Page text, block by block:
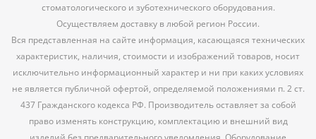
стоматологического и зуботехнического оборудования.
Осуществляем доставку в любой регион России.
Вся представленная на сайте информация, касающаяся технических
характеристик, наличия, стоимости и изображений товаров, носит
исключительно информационный характер и ни при каких условиях
не является публичной офертой, определяемой положениями п. 2 ст.
437 Гражданского кодекса РФ. Производитель оставляет за собой
право изменять конструкцию, комплектацию и внешний вид